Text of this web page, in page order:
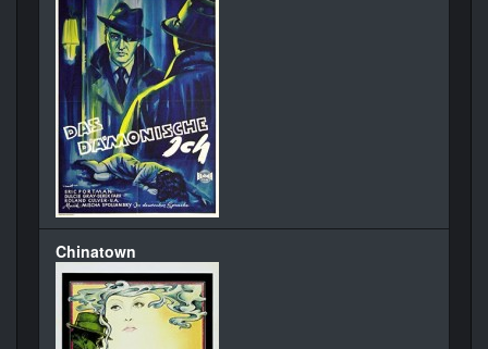
Chinatown